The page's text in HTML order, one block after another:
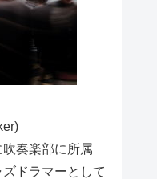
奏楽部に所属
ドラマーとして